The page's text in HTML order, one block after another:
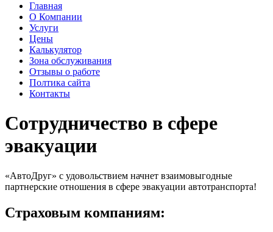
Главная
О Компании
Услуги
Цены
Калькулятор
Зона обслуживания
Отзывы о работе
Полтика сайта
Контакты
Сотрудничество в сфере
эвакуации
«АвтоДруг» с удовольствием начнет взаимовыгодные
партнерские отношения в сфере эвакуации автотранспорта!
Страховым компаниям: